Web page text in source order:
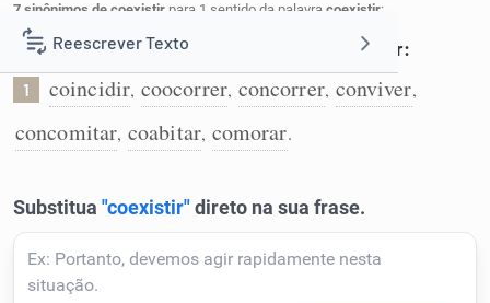
Reescrever Texto
Resumir Texto
Detector de IA
Humanizador de IA
7 sinônimos de coexistir para 1 sentido da palavra coexistir:
Existir em simultâneo, no mesmo tempo ou lugar:
1 coincidir, coocorrer, concorrer, conviver,
concomitar, coabitar, comorar.